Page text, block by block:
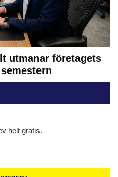
utmanar företagets
helt gratis.